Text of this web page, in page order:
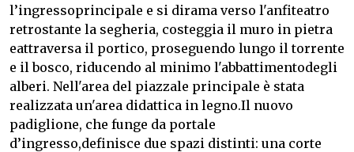
l’ingressoprincipale e si dirama verso l'anfiteatro
retrostante la segheria, costeggia il muro in pietra
eattraversa il portico, proseguendo lungo il torrente
e il bosco, riducendo al minimo l'abbattimentodegli
alberi. Nell'area del piazzale principale è stata
realizzata un'area didattica in legno.Il nuovo
padiglione, che funge da portale
d’ingresso,definisce due spazi distinti: una corte